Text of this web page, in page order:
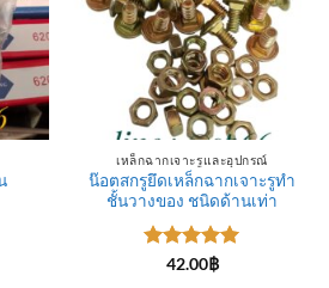
เหล็กฉากเจาะรูและอุปกรณ์
น๊อตสกรูยึดเหล็กฉากเจาะรูทำ
ชั้นวางของ ชนิดด้านเท่า
ให้คะแนน
42.00฿